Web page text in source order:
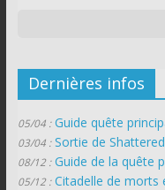
Dernières infos
05/04 : Guide quête
03/04 : Sortie de
08/12 : Guide de la quête
05/12 : Citadelle de morts